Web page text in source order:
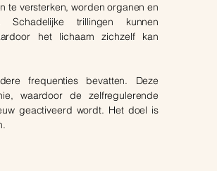
te versterken, worden organen en
Schadelijke trillingen kunnen
het lichaam zichzelf kan
frequenties bevatten. Deze
waardoor de zelfregulerende
geactiveerd wordt. Het doel is